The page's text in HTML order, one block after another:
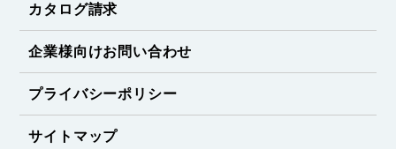
カタログ請求
企業様向けお問い合わせ
プライバシーポリシー
サイトマップ